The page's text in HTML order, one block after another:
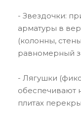
- Звездочки:
арматуры в
(колонны,
равномерный
- Лягушки
обеспечивают
плитах